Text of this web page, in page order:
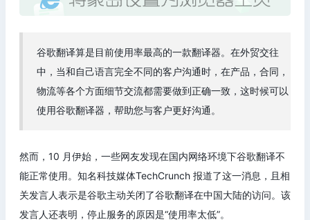
谷歌翻译算是目前使用率最高的一款翻译器。在外贸交往
中，当和自己语言完全不同的客户沟通时，在产品，合同，
物流等各个方面细节交流都需要做到正确一致，这时候可以
使用谷歌翻译器，帮助您与客户更好沟通。
然而，10 月伊始，一些网友发现在国内网络环境下谷歌翻译不
能正常使用。知名科技媒体TechCrunch 报道了这一消息，且相
关发言人表示是谷歌主动关闭了谷歌翻译在中国大陆的访问。该
发言人还表明，停止服务的原因是“使用率太低”。